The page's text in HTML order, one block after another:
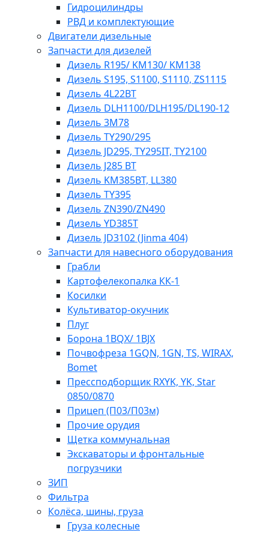
Гидроцилиндры
РВД и комплектующие
Двигатели дизельные
Запчасти для дизелей
Дизель R195/ KM130/ KM138
Дизель S195, S1100, S1110, ZS1115
Дизель 4L22BT
Дизель DLH1100/DLH195/DL190-12
Дизель 3М78
Дизель TY290/295
Дизель JD295, TY295IT, TY2100
Дизель J285 BT
Дизель KM385BT, LL380
Дизель TY395
Дизель ZN390/ZN490
Дизель YD385T
Дизель JD3102 (Jinma 404)
Запчасти для навесного оборудования
Грабли
Картофелекопалка КК-1
Косилки
Культиватор-окучник
Плуг
Борона 1BQX/ 1BJX
Почвофреза 1GQN, 1GN, TS, WIRAX,
Bomet
Прессподборщик RXYK, YK, Star
0850/0870
Прицеп (П03/П03м)
Прочие орудия
Щетка коммунальная
Экскаваторы и фронтальные
погрузчики
ЗИП
Фильтра
Колёса, шины, груза
Груза колесные